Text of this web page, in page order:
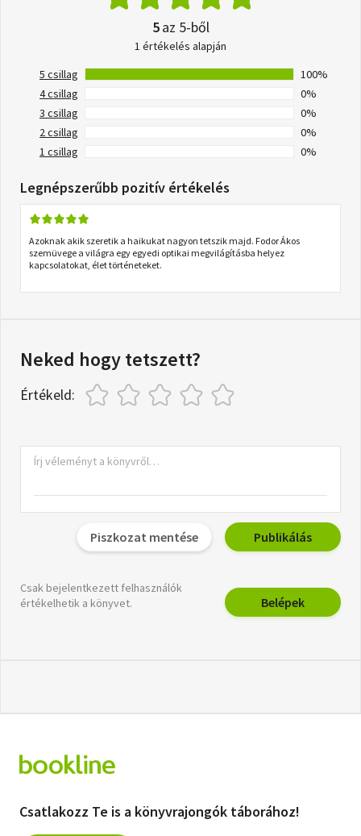
5az 5-ből
1 értékelés alapján
5 csillag
100%
4 csillag
0%
3 csillag
0%
2 csillag
0%
1 csillag
0%
Legnépszerűbb pozitív értékelés
Azoknak akik szeretik a haikukat nagyon tetszik majd. Fodor Ákos
szemüvege a világra egy egyedi optikai megvilágításba helyez
kapcsolatokat, élet történeteket.
Neked hogy tetszett?
Értékeld:
Piszkozat mentése Publikálás
Csak bejelentkezett felhasználók
értékelhetik a könyvet.
Belépek
Csatlakozz Te is a könyvrajongók táborához!